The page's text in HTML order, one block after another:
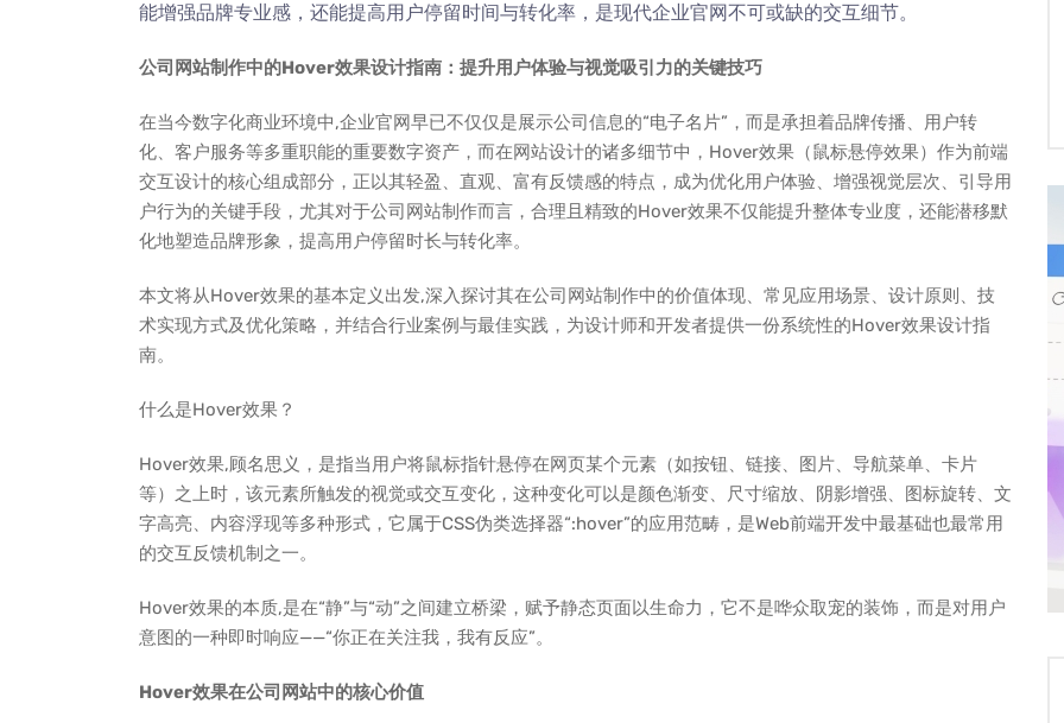
能增强品牌专业感，还能提高用户停留时间与转化率，是现代企业官网不可或缺的交互细节。
公司网站制作中的Hover效果设计指南：提升用户体验与视觉吸引力的关键技巧
在当今数字化商业环境中,企业官网早已不仅仅是展示公司信息的“电子名片”，而是承担着品牌传播、用户转
化、客户服务等多重职能的重要数字资产，而在网站设计的诸多细节中，Hover效果（鼠标悬停效果）作为前端
交互设计的核心组成部分，正以其轻盈、直观、富有反馈感的特点，成为优化用户体验、增强视觉层次、引导用
户行为的关键手段，尤其对于公司网站制作而言，合理且精致的Hover效果不仅能提升整体专业度，还能潜移默
化地塑造品牌形象，提高用户停留时长与转化率。
本文将从Hover效果的基本定义出发,深入探讨其在公司网站制作中的价值体现、常见应用场景、设计原则、技
术实现方式及优化策略，并结合行业案例与最佳实践，为设计师和开发者提供一份系统性的Hover效果设计指
南。
什么是Hover效果？
Hover效果,顾名思义，是指当用户将鼠标指针悬停在网页某个元素（如按钮、链接、图片、导航菜单、卡片
等）之上时，该元素所触发的视觉或交互变化，这种变化可以是颜色渐变、尺寸缩放、阴影增强、图标旋转、文
字高亮、内容浮现等多种形式，它属于CSS伪类选择器“:hover”的应用范畴，是Web前端开发中最基础也最常用
的交互反馈机制之一。
Hover效果的本质,是在“静”与“动”之间建立桥梁，赋予静态页面以生命力，它不是哗众取宠的装饰，而是对用户
意图的一种即时响应——“你正在关注我，我有反应”。
Hover效果在公司网站中的核心价值